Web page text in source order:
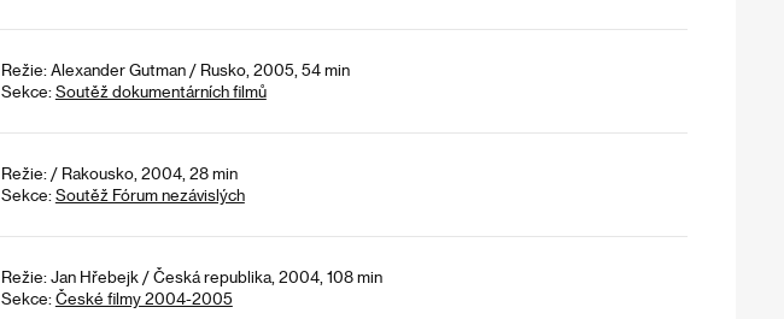
Režie: Alexander Gutman / Rusko, 2005, 54 min
Sekce: Soutěž dokumentárních filmů
Režie: / Rakousko, 2004, 28 min
Sekce: Soutěž Fórum nezávislých
Režie: Jan Hřebejk / Česká republika, 2004, 108 min
Sekce: České filmy 2004-2005